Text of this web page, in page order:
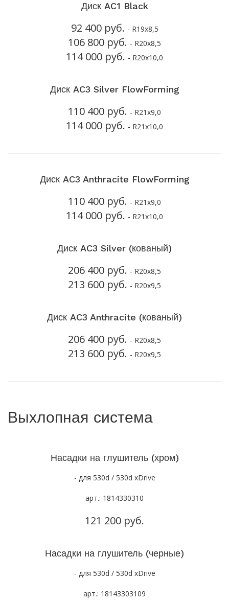
Диск AC1 Black
92 400 руб. - R19x8,5
106 800 руб. - R20x8,5
114 000 руб. - R20x10,0
Диск AC3 Silver FlowForming
110 400 руб. - R21x9,0
114 000 руб. - R21x10,0
Диск AC3 Anthracite FlowForming
110 400 руб. - R21x9,0
114 000 руб. - R21x10,0
Диск AC3 Silver (кованый)
206 400 руб. - R20x8,5
213 600 руб. - R20x9,5
Диск AC3 Anthracite (кованый)
206 400 руб. - R20x8,5
213 600 руб. - R20x9,5
Выхлопная система
Насадки на глушитель (хром)
- для 530d / 530d xDrive
арт.: 1814330310
121 200 руб.
Насадки на глушитель (черные)
- для 530d / 530d xDrive
арт.: 18143303109